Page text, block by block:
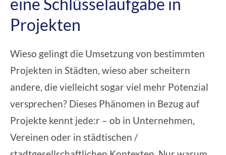
Projekten
Wieso gelingt die Umsetzung von bestimmten
Projekten in Städten, wieso aber scheitern
andere, die vielleicht sogar viel mehr Potenzial
versprechen? Dieses Phänomen in Bezug auf
Projektekennt jede:r – ob in Unternehmen,
Vereinen oder in städtischen /